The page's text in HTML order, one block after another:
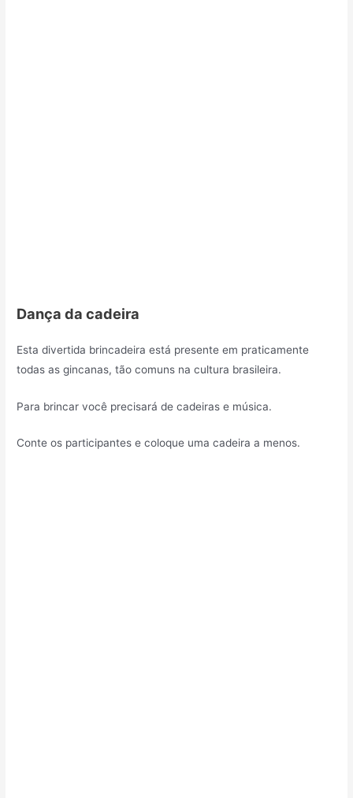
Dança da cadeira
Esta divertida brincadeira está presente em praticamente
todas as gincanas, tão comuns na cultura brasileira.
Para brincar você precisará de cadeiras e música.
Conte os participantes e coloque uma cadeira a menos.